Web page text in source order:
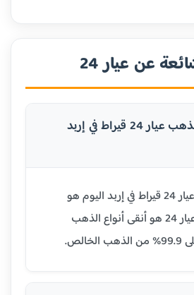
عن عيار 24
ما هو سعر الذهب عيار 24 قيراط في إربد
سعر جرام الذهب عيار 24 قيراط في إربد اليوم هو
98.76 دينار أردني. عيار 24 هو أنقى أنواع الذهب